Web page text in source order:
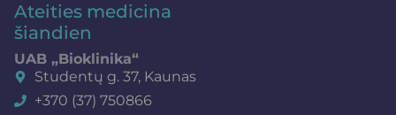
Ateities medicina
šiandien
UAB „Bioklinika“
Studentų g. 37, Kaunas
+370 (37) 750866